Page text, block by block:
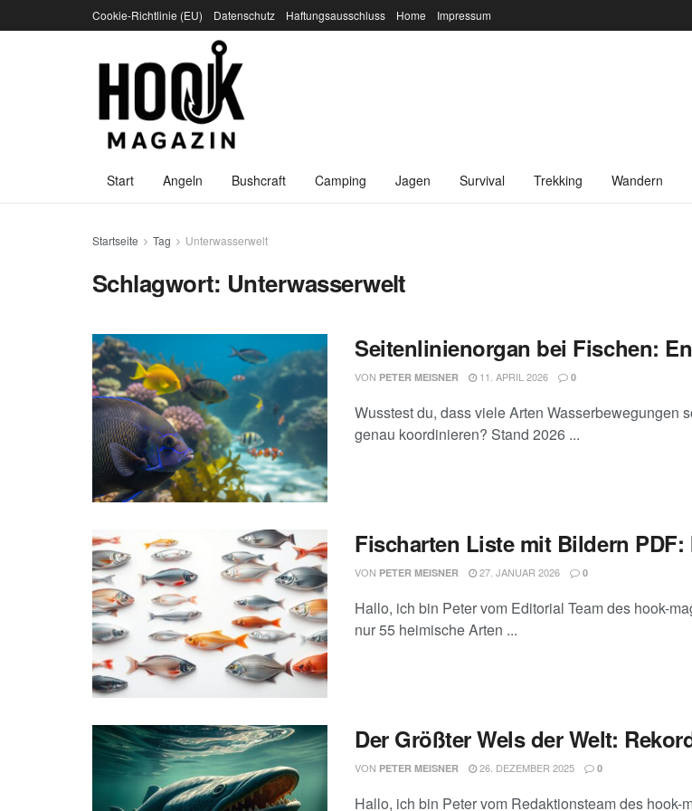
Cookie-Richtlinie (EU) Datenschutz Haftungsausschluss Home Impressum
Start Angeln Bushcraft Camping Jagen Survival Trekking Wandern
Startseite Tag Unterwasserwelt
Schlagwort: Unterwasserwelt
Seitenlinienorgan bei Fischen:
VON PETER MEISNER 11. APRIL 2026 0
Wusstest du, dass viele Arten Wasserbewegungen
genau koordinieren? Stand 2026 ...
Fischarten Liste mit Bildern PDF:
VON PETER MEISNER 27. JANUAR 2026 0
Hallo, ich bin Peter vom Editorial Team des hook-
nur 55 heimische Arten ...
Der Größter Wels der Welt:
VON PETER MEISNER 26. DEZEMBER 2025 0
Hallo, ich bin Peter vom Redaktionsteam des